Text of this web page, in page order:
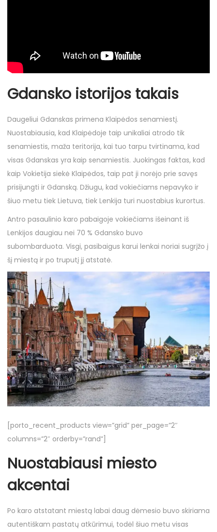
Gdansko istorijos takais
Daugeliui Gdanskas primena Klaipėdos senamiestį.
Nuostabiausia, kad Klaipėdoje taip unikaliai atrodo tik
senamiestis, maža teritorija, kai tuo tarpu tvirtinama, kad
visas Gdanskas yra kaip senamiestis. Juokingas faktas, kad
kaip Vokietija siekė Klaipėdos, taip pat ji norėjo prie savęs
prisijungti ir Gdanską. Džiugu, kad vokiečiams nepavyko ir
šiuo metu tiek Lietuva, tiek Lenkija turi nuostabius kurortus.
Antro pasaulinio karo pabaigoje vokiečiams išeinant iš
Lenkijos daugiau nei 70 % Gdansko buvo
subombarduota. Visgi, pasibaigus karui lenkai noriai sugrįžo į
šį miestą ir po truputį jį atstatė.
[porto_recent_products view=”grid” per_page=”2″
columns=”2″ orderby=”rand”]
Nuostabiausi miesto
akcentai
Po karo atstatant miestą labai daug dėmesio buvo skiriama
autentiškam pastatų atkūrimui, todėl šiuo metu visas